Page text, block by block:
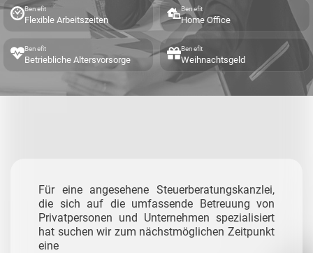
Benefit
Flexible Arbeitszeiten
Benefit
Home Office
Benefit
Betriebliche Altersvorsorge
Benefit
Weihnachtsgeld
Für eine angesehene Steuerberatungskanzlei,
die sich auf die umfassende Betreuung von
Privatpersonen und Unternehmen spezialisiert
hat suchen wir zum nächstmöglichen Zeitpunkt
eine